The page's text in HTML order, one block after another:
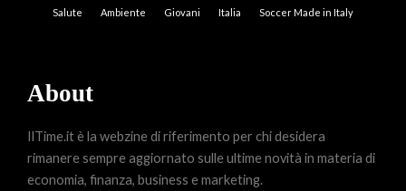
Salute Ambiente Giovani Italia Soccer Made in Italy
About
IlTime.it è la webzine di riferimento per chi desidera
rimanere sempre aggiornato sulle ultime novità in materia di
economia, finanza, business e marketing.